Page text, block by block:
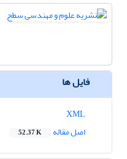
فایل ها
اصل مقاله
52.37 K